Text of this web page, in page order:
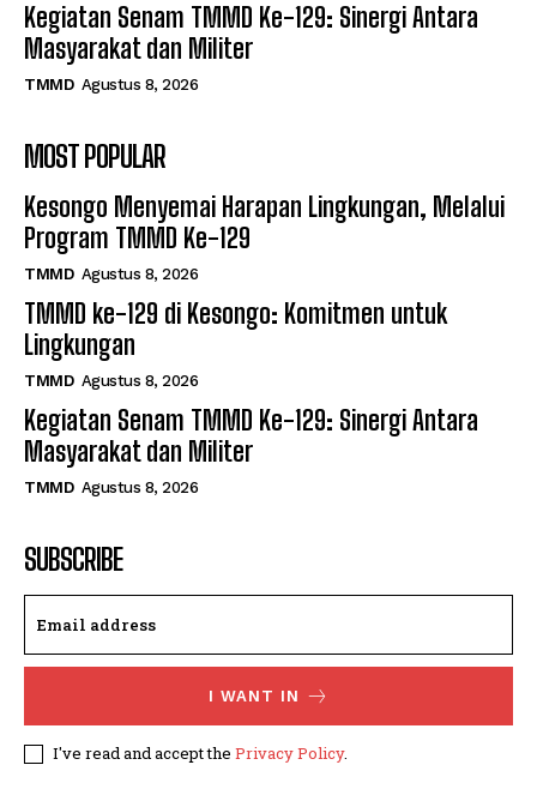
Kegiatan Senam TMMD Ke-129: Sinergi Antara
Masyarakat dan Militer
TMMD Agustus 8, 2026
MOST POPULAR
Kesongo Menyemai Harapan Lingkungan, Melalui
Program TMMD Ke-129
TMMD Agustus 8, 2026
TMMD ke-129 di Kesongo: Komitmen untuk
Lingkungan
TMMD Agustus 8, 2026
Kegiatan Senam TMMD Ke-129: Sinergi Antara
Masyarakat dan Militer
TMMD Agustus 8, 2026
SUBSCRIBE
I WANT IN
I've read and accept the Privacy Policy.